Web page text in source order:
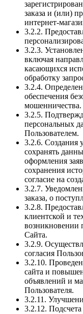
заказа и (или)
интернет-
3.2.2.
3.2.3.
включая
касающихся
обработку
3.2.4.
обеспечения
мошенничества.
3.2.5.
персональных
Пользователем.
3.2.6. Создания
сохранять
оформления
сохранения
согласие на
3.2.7.
заказа, о
3.2.8.
клиентской и
возникновении
Сайта.
3.2.9.
согласия
3.2.10.
сайта и
объявлений и
Пользователя.
3.2.11.
3.2.12.